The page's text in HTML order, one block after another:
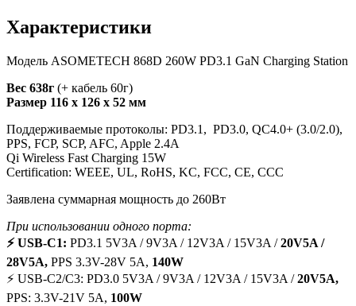
Характеристики
Модель ASOMETECH 868D 260W PD3.1 GaN Charging Station
Вес 638г (+ кабель 60г)
Размер 116 х 126 х 52 мм
Поддерживаемые протоколы: PD3.1, PD3.0, QC4.0+ (3.0/2.0),
PPS, FCP, SCP, AFC, Apple 2.4А
Qi Wireless Fast Charging 15W
Certification: WEEE, UL, RoHS, KC, FCC, CE, CCC
Заявлена суммарная мощность до 260Вт
При использовании одного порта:
⚡ USB-C1: PD3.1 5V3A / 9V3A / 12V3A / 15V3A /20V5A /
28V5A, PPS 3.3V-28V 5A, 140W
⚡ USB-C2/C3: PD3.0 5V3A / 9V3A / 12V3A / 15V3A /20V5A,
PPS: 3.3V-21V 5A, 100W